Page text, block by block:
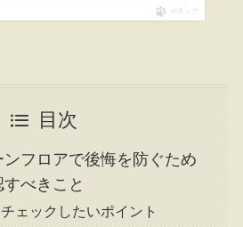
ポチップ
目次
フロアで後悔を防ぐため
べきこと
ェックしたいポイント